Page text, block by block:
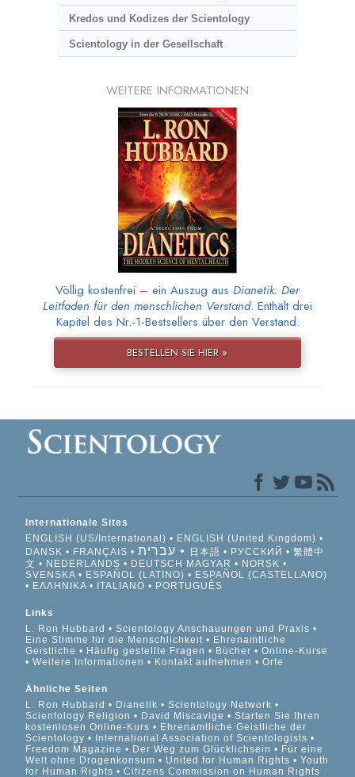
Kredos und Kodizes der Scientology
Scientology in der Gesellschaft
WEITERE INFORMATIONEN
Völlig kostenfrei – ein Auszug aus Dianetik: Der
Leitfaden für den menschlichen Verstand. Enthält drei
Kapitel des Nr.-1-Bestsellers über den Verstand.
BESTELLEN SIE HIER »
Internationale Sites
ENGLISH (US/International)
ENGLISH (United Kingdom)
DANSK
FRANÇAIS עברית 日本語 РУССКИЙ
繁體中
文
NEDERLANDS DEUTSCH MAGYAR
NORSK
SVENSKA
ESPAÑOL (LATINO)
ESPAÑOL (CASTELLANO)
ΕΛΛΗΝΙΚA
ITALIANO PORTUGUÊS
Links
L. Ron Hubbard
Scientology Anschauungen und Praxis
Eine Stimme für die Menschlichkeit
Ehrenamtliche
Geistliche
Häufig gestellte Fragen Bücher
Online-Kurse
Weitere Informationen
Kontakt aufnehmen Orte
Ähnliche Seiten
L. Ron Hubbard
Dianetik
Scientology Network
Scientology Religion
David Miscavige
Starten Sie Ihren
kostenlosen Online-Kurs
Ehrenamtliche Geistliche der
Scientology
International Association of Scientologists
Freedom Magazine
Der Weg zum Glücklichsein
Für eine
Welt ohne Drogenkonsum
United for Human Rights
Youth
for Human Rights
Citizens Commission on Human Rights